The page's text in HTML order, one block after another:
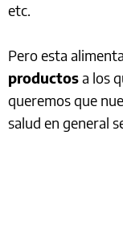
etc.
Pero esta
productosa los
queremos que
salud en general